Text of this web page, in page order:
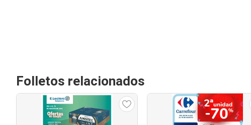
Folletos relacionados